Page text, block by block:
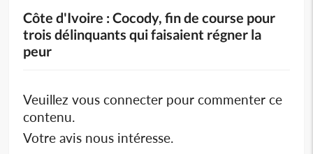
Côte d'Ivoire : Cocody, fin de course pour
trois délinquants qui faisaient régner la
peur
Veuillez vous connecter pour commenter ce
contenu.
Votre avis nous intéresse.